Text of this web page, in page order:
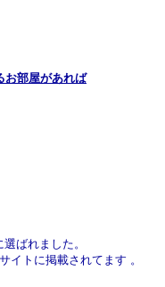
お部屋があれば
選ばれました。
トに掲載されてます 。